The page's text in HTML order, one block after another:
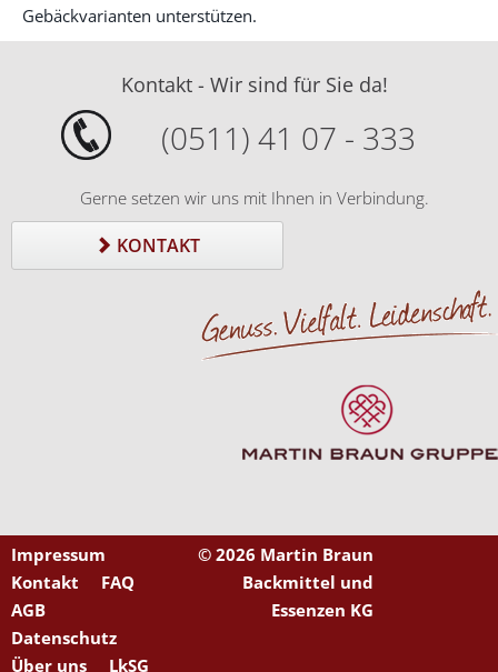
Gebäckvarianten unterstützen.
Kontakt - Wir sind für Sie da!
(0511) 41 07 - 333
Gerne setzen wir uns mit Ihnen in Verbindung.
KONTAKT
Impressum
Kontakt
FAQ
AGB
Datenschutz
Über uns
LkSG
© 2026 Martin Braun
Backmittel und
Essenzen KG